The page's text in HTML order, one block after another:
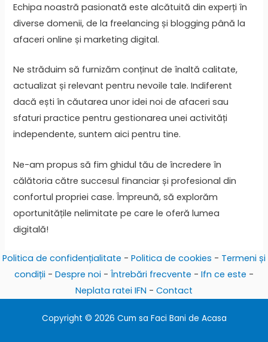
Echipa noastră pasionată este alcătuită din experți în
diverse domenii, de la freelancing și blogging până la
afaceri online și marketing digital.
Ne străduim să furnizăm conținut de înaltă calitate,
actualizat și relevant pentru nevoile tale. Indiferent
dacă ești în căutarea unor idei noi de afaceri sau
sfaturi practice pentru gestionarea unei activități
independente, suntem aici pentru tine.
Ne-am propus să fim ghidul tău de încredere în
călătoria către succesul financiar și profesional din
confortul propriei case. Împreună, să explorăm
oportunitățile nelimitate pe care le oferă lumea
digitală!
Politica de confidențialitate - Politica de cookies - Termeni și
condiții - Despre noi - Întrebări frecvente - Ifn ce este -
Neplata ratei IFN - Contact
Copyright © 2026 Cum sa Faci Bani de Acasa